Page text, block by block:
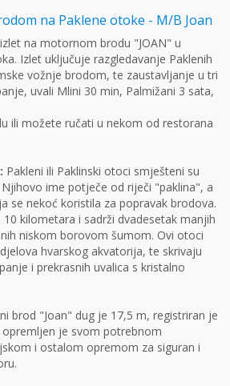
na Paklene otoke - M/B Joan
na motornom brodu "JOAN" u
Izlet uključuje razgledavanje Paklenih
vožnje brodom, te zaustavljanje u tri
uvali Mlini 30 min, Palmižani 3 sata,
ili možete ručati u nekom od restorana
Pakleni ili Paklinski otoci smješteni su
ime potječe od riječi "paklina", a
se nekoć koristila za popravak brodova.
kilometara i sadrži dvadesetak manjih
niskom borovom šumom. Ovi otoci
hvarskog akvatorija, te skrivaju
i prekrasnih uvalica s kristalno
brod "Joan" dug je 17,5 m, registriran je
je svom potrebnom
i ostalom opremom za siguran i